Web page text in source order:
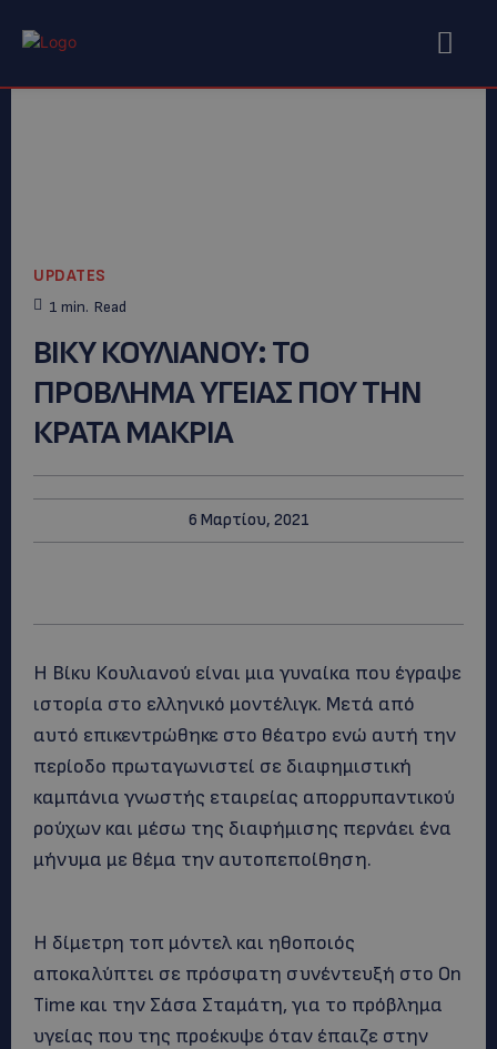
UPDATES
1 min. Read
ΒΙΚΥ ΚΟΥΛΙΑΝΟΥ: TO
ΠΡΟΒΛΗΜΑ ΥΓΕΙΑΣ ΠΟΥ ΤΗΝ
ΚΡΑΤΑ ΜΑΚΡΙΑ
6 Μαρτίου, 2021
Η Βίκυ Κουλιανού είναι μια γυναίκα που έγραψε
ιστορία στο ελληνικό μοντέλιγκ. Μετά από
αυτό επικεντρώθηκε στο θέατρο ενώ αυτή την
περίοδο πρωταγωνιστεί σε διαφημιστική
καμπάνια γνωστής εταιρείας απορρυπαντικού
ρούχων και μέσω της διαφήμισης περνάει ένα
μήνυμα με θέμα την αυτοπεποίθηση.
Η δίμετρη τοπ μόντελ και ηθοποιός
αποκαλύπτει σε πρόσφατη συνέντευξή στο Οn
Time και την Σάσα Σταμάτη, για το πρόβλημα
υγείας που της προέκυψε όταν έπαιζε στην